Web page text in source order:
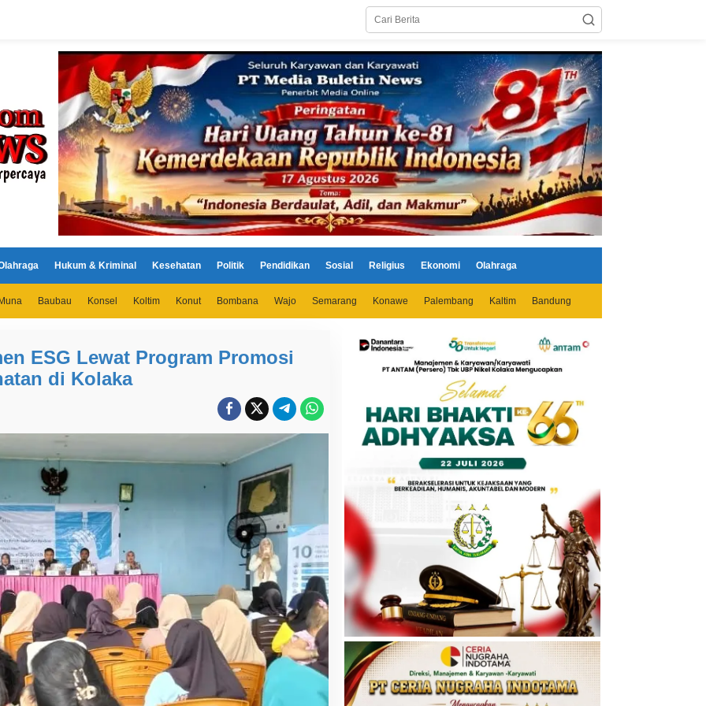
Hukum & Kriminal Kesehatan Politik Pendidikan Sosial Religius Ekonomi Olahraga
Baubau Konsel Koltim Konut Bombana Wajo Semarang Konawe Palembang Kaltim Bandung
ESG Lewat Program Promosi
di Kolaka